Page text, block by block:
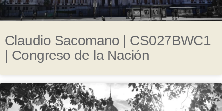
Claudio Sacomano | CS027BWC1
| Congreso de la Nación